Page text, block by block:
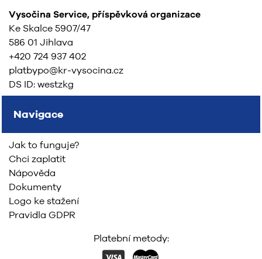
Vysočina Service, příspěvková organizace
Ke Skalce 5907/47
586 01 Jihlava
+420 724 937 402
platbypo@kr-vysocina.cz
DS ID: westzkg
Navigace
Jak to funguje?
Chci zaplatit
Nápověda
Dokumenty
Logo ke stažení
Pravidla GDPR
Platební metody: